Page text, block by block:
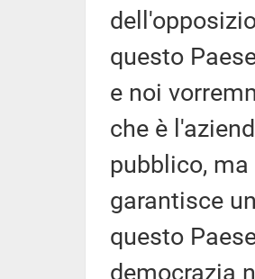
questo
e noi
che è
pubblico,
garantisce
questo
democrazia